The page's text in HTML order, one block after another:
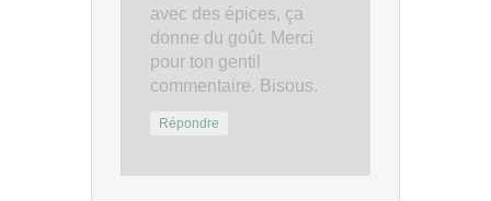
avec des épices, ça
donne du goût. Merci
pour ton gentil
commentaire. Bisous.
Répondre